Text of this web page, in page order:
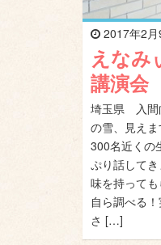
2017年2月
えなみ
講演会
埼玉県 入間
の雪、見え
300名近くの
ぷり話して
味を持って
自ら調べる！
さ […]